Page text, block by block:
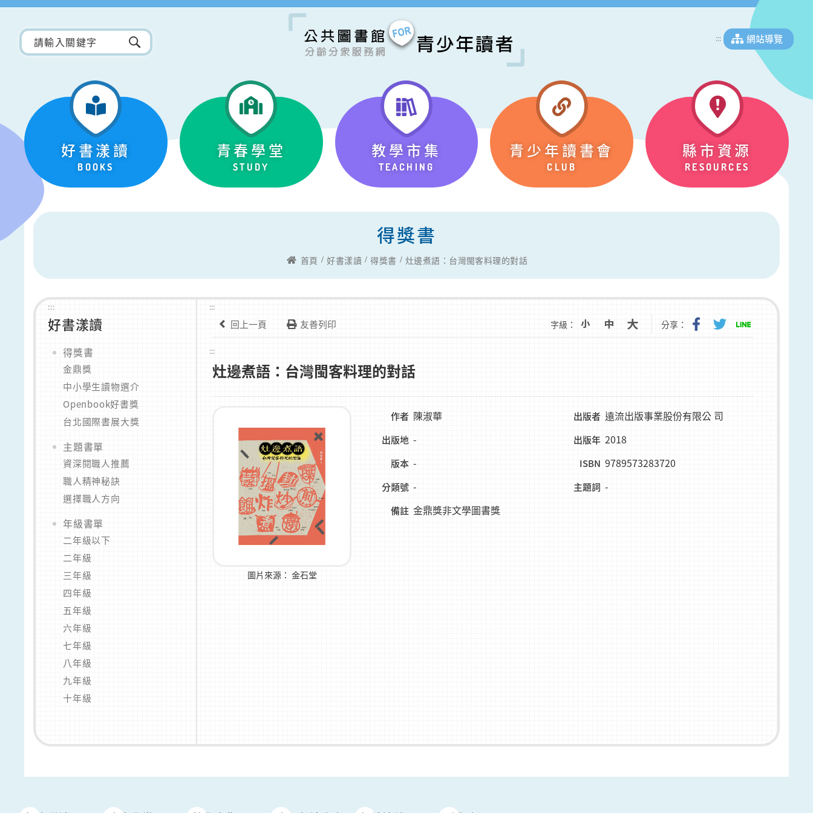
::: 網站導覽
好書漾讀
BOOKS
青春學堂
STUDY
教學市集
TEACHING
青少年讀書會
CLUB
縣市資源
RESOURCES
得獎書
首頁 好書漾讀 得獎書 灶邊煮語：台灣閩客料理的對話
:::
好書漾讀
得獎書
金鼎獎
中小學生讀物選介
Openbook好書獎
台北國際書展大獎
主題書單
資深閱職人推薦
職人精神秘訣
選擇職人方向
年級書單
二年級以下
二年級
三年級
四年級
五年級
六年級
七年級
八年級
九年級
十年級
:::
回上一頁 友善列印 字級： 分享：
:::
灶邊煮語：台灣閩客料理的對話
圖片來源： 金石堂
作者 陳淑華 出版者 遠流出版事業股份有限公 司
出版地 - 出版年 2018
版本 - ISBN 9789573283720
分類號 - 主題詞 -
備註 金鼎獎非文學圖書獎